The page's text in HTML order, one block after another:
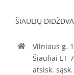
ŠIAULIŲ
Vilniaus g.
Šiauliai LT-
atsisk.